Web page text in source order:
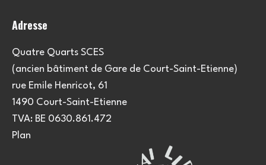
Adresse
Quatre Quarts SCES
(ancien bâtiment de Gare de Court-Saint-Etienne)
rue Emile Henricot, 61
1490 Court-Saint-Etienne
TVA: BE 0630.861.472
Plan